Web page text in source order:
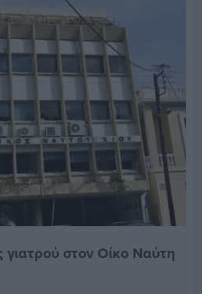
γιατρού στον Οίκο Ναύτη